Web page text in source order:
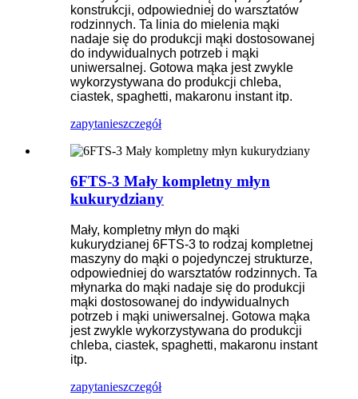
konstrukcji, odpowiedniej do warsztatów
rodzinnych. Ta linia do mielenia mąki
nadaje się do produkcji mąki dostosowanej
do indywidualnych potrzeb i mąki
uniwersalnej. Gotowa mąka jest zwykle
wykorzystywana do produkcji chleba,
ciastek, spaghetti, makaronu instant itp.
zapytanieszczegół
6FTS-3 Mały kompletny młyn
kukurydziany
Mały, kompletny młyn do mąki
kukurydzianej 6FTS-3 to rodzaj kompletnej
maszyny do mąki o pojedynczej strukturze,
odpowiedniej do warsztatów rodzinnych. Ta
młynarka do mąki nadaje się do produkcji
mąki dostosowanej do indywidualnych
potrzeb i mąki uniwersalnej. Gotowa mąka
jest zwykle wykorzystywana do produkcji
chleba, ciastek, spaghetti, makaronu instant
itp.
zapytanieszczegół